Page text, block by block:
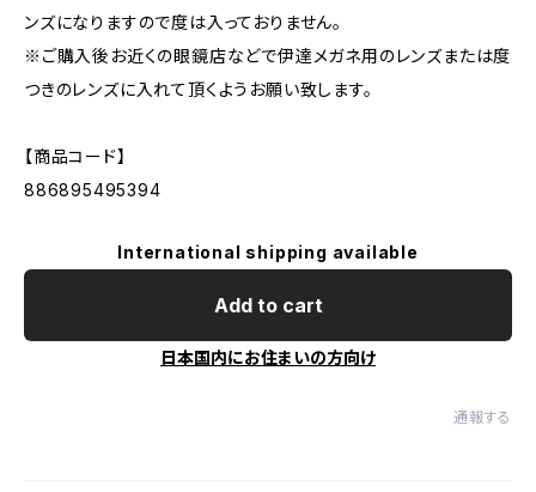
ンズになりますので度は入っておりません。
※ご購入後お近くの眼鏡店などで伊達メガネ用のレンズまたは度
つきのレンズに入れて頂くようお願い致します。
【商品コード】
886895495394
International shipping available
Add to cart
日本国内にお住まいの方向け
通報する